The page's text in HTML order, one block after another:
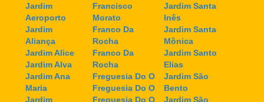
Jardim
Aeroporto
Jardim
Aliança
Jardim Alice
Jardim Alva
Jardim Ana
Maria
Jardim
Francisco
Morato
Franco Da
Rocha
Franco Da
Rocha
Freguesia Do O
Freguesia Do O
Freguesia Do O
Jardim Santa
Inês
Jardim Santa
Mônica
Jardim Santo
Elias
Jardim São
Bento
Jardim São